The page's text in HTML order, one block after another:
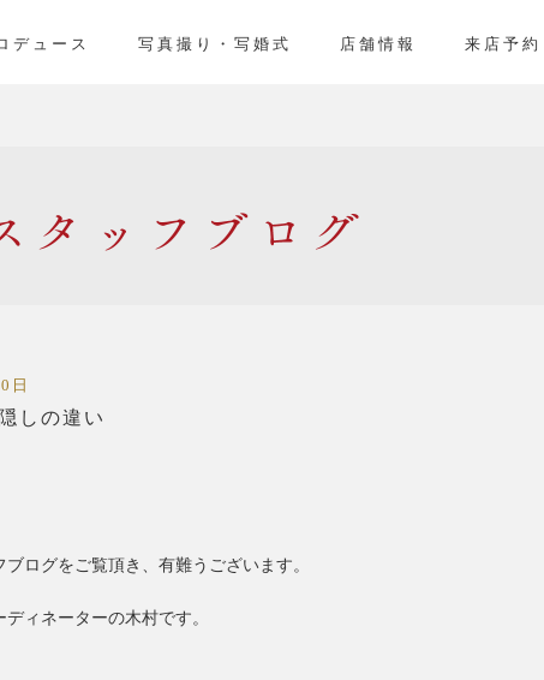
デュース 写真撮り・写婚式 店舗情報 来店予約
スタッフブログ
日
しの違い
ブログをご覧頂き、有難うございます。
ィネーターの木村です。